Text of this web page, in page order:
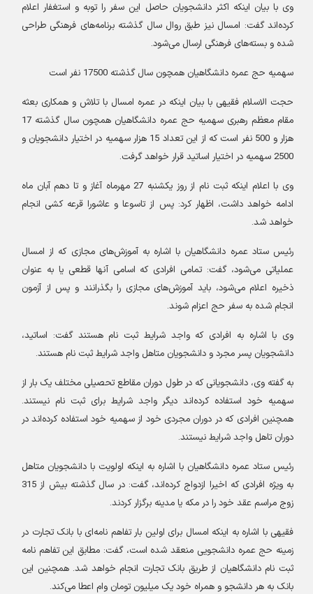
وی با بیان اینکه اکثر دانشجویان حاصل این سفر را توبه و استغفار اعلام
کرده‌اند گفت: امسال نیز طبق روال سال گذشته برنامه‌های فرهنگی طراحی
شده و بسته‌های فرهنگی ارسال می‌شود.
سهمیه حج عمره دانشگاهیان همچون سال گذشته 17500 نفر است
حجت الاسلام فقیهی با بیان اینکه در عمره امسال با تلاش و همکاری بعثه
مقام معظم رهبری سهمیه حج عمره دانشگاهیان همچون سال گذشته 17
هزار و 500 نفر است که از این تعداد 15 هزار سهمیه در اختیار دانشجویان و
2500 سهمیه در اختیار اساتید قرار خواهد گرفت
.
وی با اعلام اینکه ثبت نام از روز یکشنبه 27 مهرماه آغاز و تا دهم آبان ماه
ادامه خواهد داشت، اظهار کرد: پس از تاسوعا و عاشورا قرعه کشی انجام
خواهد شد.
رئیس ستاد عمره دانشگاهیان با اشاره به آموزش‌های مجازی که از امسال
عملیاتی می‌شود، ‌گفت: تمامی افرادی که اسامی آنها قطعی یا به عنوان
ذخیره اعلام می‌شود، باید آموزش‌های مجازی را بگذرانند و پس از آزمون
انجام شده به سفر حج اعزام شوند.
وی با اشاره به افرادی که واجد شرایط ثبت نام هستند گفت: اساتید،
دانشجویان پسر مجرد و دانشجویان متاهل واجد شرایط ثبت نام هستند.
به گفته وی، دانشجویانی که در طول دوران مقاطع تحصیلی مختلف یک بار از
سهمیه خود استفاده کرده‌اند دیگر واجد شرایط برای ثبت نام نیستند.
همچنین افرادی که در دوران مجردی خود از سهمیه خود استفاده کرده‌اند در
دوران تاهل واجد شرایط نیستند.
رئیس ستاد عمره دانشگاهیان با اشاره به اینکه اولویت با دانشجویان متاهل
به ویژه افرادی که اخیرا ازدواج کرده‌اند، گفت: در سال گذشته بیش از 315
زوج مراسم عقد خود را در مکه یا مدینه برگزار کردند.
فقیهی با اشاره به اینکه امسال برای اولین بار تفاهم نامه‌ای با بانک تجارت در
زمینه حج عمره دانشجویی منعقد شده است، گفت: مطابق این تفاهم نامه
ثبت نام دانشگاهیان از طریق بانک تجارت انجام خواهد شد. همچنین این
بانک به هر دانشجو و همراه خود یک میلیون تومان وام اعطا می‌کند.